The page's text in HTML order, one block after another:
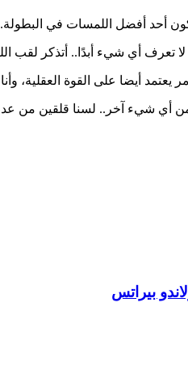
أحد أفضل اللمسات في
لا تعرف أي شيء أبدًا.. أتذكر لقب
أيضا على القوة العقلية، وأنا
من أي شيء آخر.. لسنا قلقين من
بيراتس